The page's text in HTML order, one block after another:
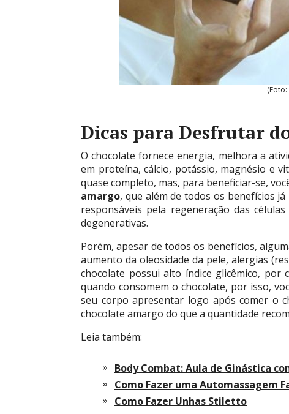
Dicas para Desfrutar
O chocolate fornece energia, melhora a
em proteína, cálcio, potássio, magnésio e
quase completo, mas, para beneficiar-se,
amargo, que além de todos os benefícios
responsáveis pela regeneração das
degenerativas.
Porém, apesar de todos os benefícios,
aumento da oleosidade da pele, alergias
chocolate possui alto índice glicêmico, por
quando consomem o chocolate, por isso,
seu corpo apresentar logo após comer o
chocolate amargo do que a quantidade
Leia também:
Body Combat: Aula de Ginástica
Como Fazer uma Automassagem
Como Fazer Unhas Stiletto